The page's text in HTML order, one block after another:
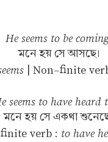
He seems to be
মনে হয় সে আসছে।
| Non-finite
seems to have heard
মনে হয় সে একথা
verb : to have